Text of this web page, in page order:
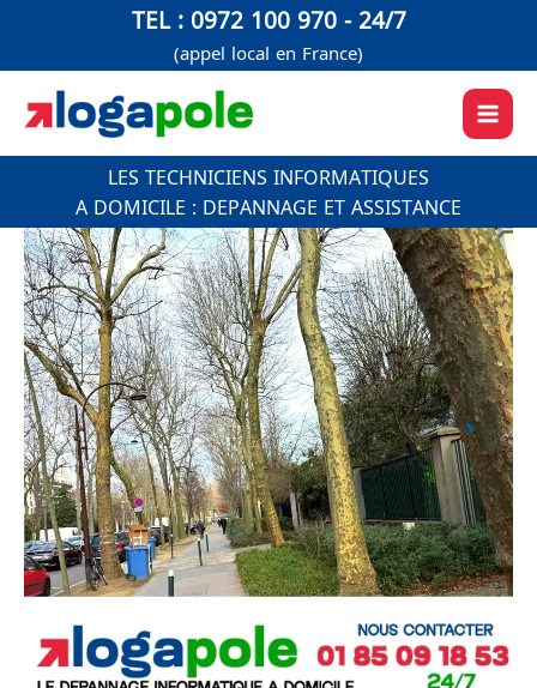
contenu
TEL : 0972 100 970 - 24/7
(appel local en France)
LES TECHNICIENS INFORMATIQUES
A DOMICILE : DEPANNAGE ET ASSISTANCE